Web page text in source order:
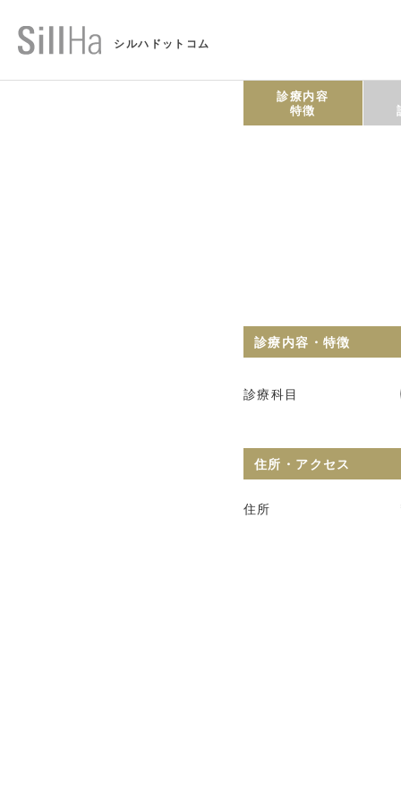
シルハドットコム
診療内容
特徴
診療内容・特徴
診療科目
住所・アクセス
住所